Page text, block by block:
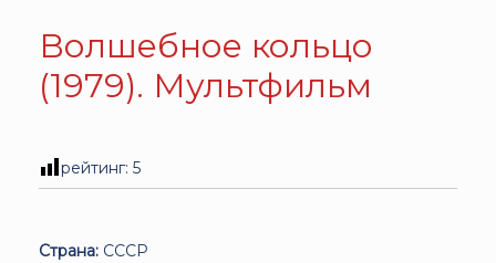
Волшебное кольцо
(1979). Мультфильм
рейтинг: 5
Страна: СССР